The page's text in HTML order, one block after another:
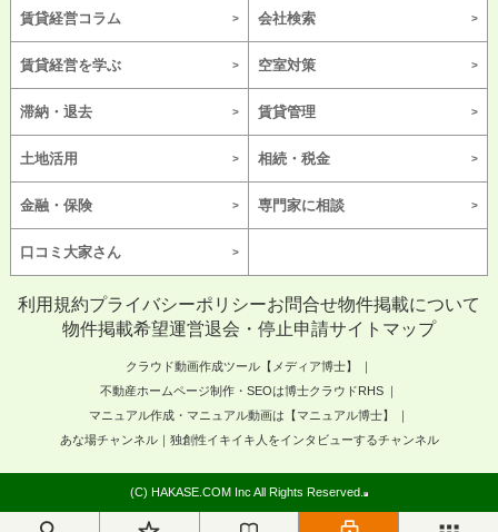
賃貸経営コラム 会社検索
賃貸経営を学ぶ 空室対策
滞納・退去 賃貸管理
土地活用 相続・税金
金融・保険 専門家に相談
口コミ大家さん
利用規約プライバシーポリシーお問合せ物件掲載について
物件掲載希望運営退会・停止申請サイトマップ
クラウド動画作成ツール【メディア博士】
不動産ホームページ制作・SEOは博士クラウドRHS
マニュアル作成・マニュアル動画は【マニュアル博士】
あな場チャンネル｜独創性イキイキ人をインタビューするチャンネル
(C) HAKASE.COM Inc All Rights Reserved.